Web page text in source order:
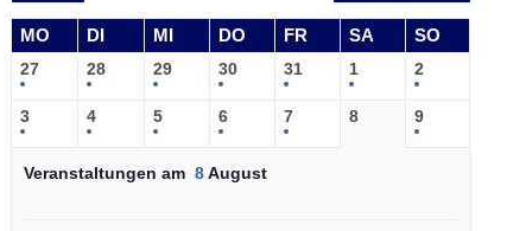
MO DI MI DO FR SA SO
27 28 29 30 31 1 2
3 4 5 6 7 8 9
Veranstaltungen am 8August